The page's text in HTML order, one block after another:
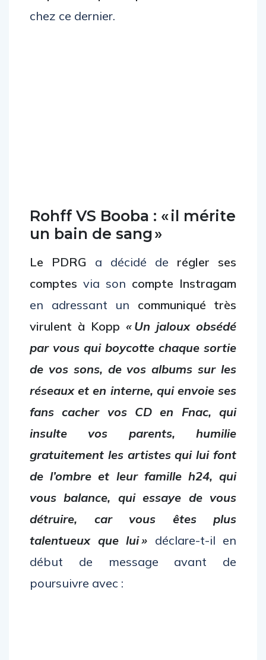
chez ce dernier.
Rohff VS Booba : « il mérite
un bain de sang »
Le PDRG a décidé de régler ses
comptes via son compte Instragam
en adressant un communiqué très
virulent à Kopp « Un jaloux obsédé
par vous qui boycotte chaque sortie
de vos sons, de vos albums sur les
réseaux et en interne, qui envoie ses
fans cacher vos CD en Fnac, qui
insulte vos parents, humilie
gratuitement les artistes qui lui font
de l’ombre et leur famille h24, qui
vous balance, qui essaye de vous
détruire, car vous êtes plus
talentueux que lui » déclare-t-il en
début de message avant de
poursuivre avec :